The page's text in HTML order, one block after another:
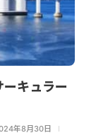
ーキュラー
年8月30日